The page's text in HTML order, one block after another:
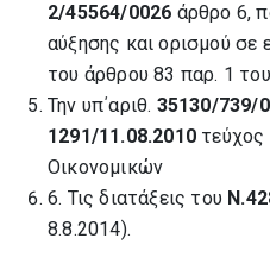
2/45564/0026 άρθρο 6,
αύξησης και ορισμού
του άρθρου 83 παρ. 1 του
Την υπ΄αριθ. 35130/739/
1291/11.08.2010
Οικονομικών
6. Τις διατάξεις του
8.8.2014).